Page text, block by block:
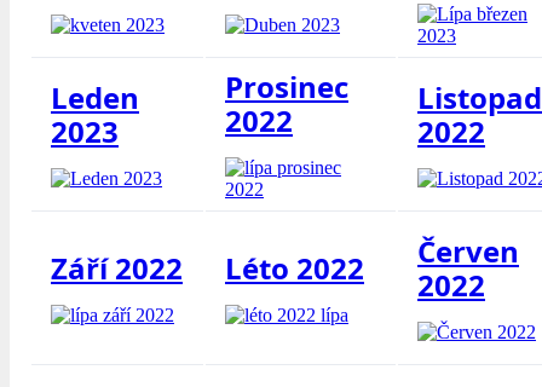
Leden
2023
Prosinec
2022
Listopad
2022
Září 2022 Léto 2022
Červen
2022